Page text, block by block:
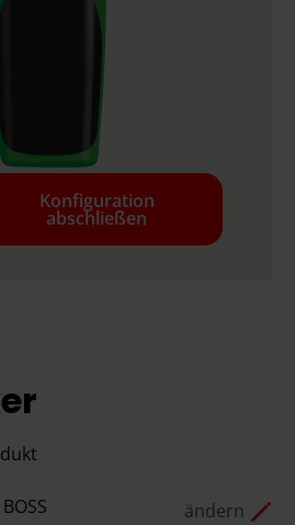
Konfiguration
abschließen
ändern